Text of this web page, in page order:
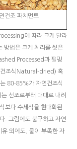
건조 파치먼트
에 따라 크게 달라
방법은 크게 체리를 씻은
Processed과 펄핑
건조식Natural-dried) 혹
80-85%가 자연건조식
선조로부터 대대로 내려
보다 수세식을 현대화된
. 그럼에도 불구하고 자연
유 외에도, 물이 부족한 자